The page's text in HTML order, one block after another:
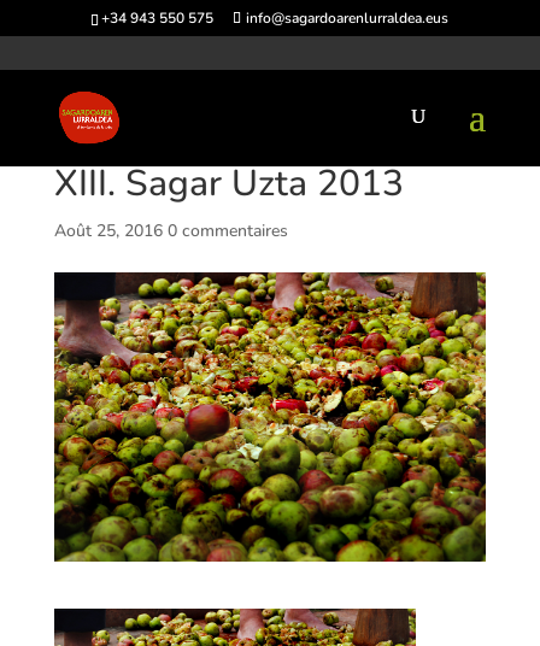
+34 943 550 575 info@sagardoarenlurraldea.eus
XIII. Sagar Uzta 2013
Août 25, 2016 0 commentaires